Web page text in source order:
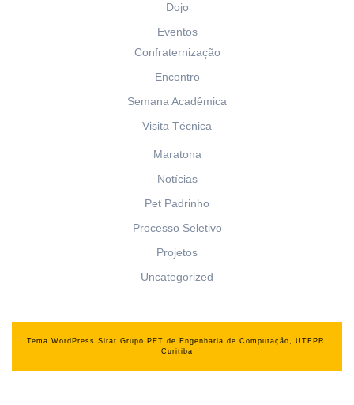
Dojo
Eventos
Confraternização
Encontro
Semana Acadêmica
Visita Técnica
Maratona
Notícias
Pet Padrinho
Processo Seletivo
Projetos
Uncategorized
Tema WordPress Sirat Grupo PET de Engenharia de Computação, UTFPR,
Curitiba